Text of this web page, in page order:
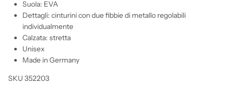
Suola: EVA
Dettagli: cinturini con due fibbie di metallo regolabili
individualmente
Calzata: stretta
Unisex
Made in Germany
SKU 352203